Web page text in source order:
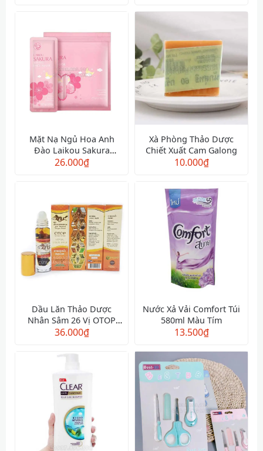
Mặt Nạ Ngủ Hoa Anh
Đào Laikou Sakura
Sleeping Face Mask
26.000₫
Xà Phòng Thảo Dược
Chiết Xuất Cam Galong
10.000₫
Dầu Lăn Thảo Dược
Nhân Sâm 26 Vị OTOP
Herbal Liquid Balm
36.000₫
Nước Xả Vải Comfort Túi
580ml Màu Tím
13.500₫